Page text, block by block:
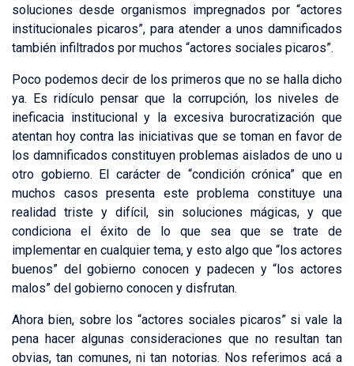
soluciones desde organismos impregnados por “actores
institucionales picaros”, para atender a unos damnificados
también infiltrados por muchos “actores sociales picaros”.
Poco podemos decir de los primeros que no se halla dicho
ya. Es ridículo pensar que la corrupción, los niveles de
ineficacia institucional y la excesiva burocratización que
atentan hoy contra las iniciativas que se toman en favor de
los damnificados constituyen problemas aislados de uno u
otro gobierno. El carácter de “condición crónica” que en
muchos casos presenta este problema constituye una
realidad triste y difícil, sin soluciones mágicas, y que
condiciona el éxito de lo que sea que se trate de
implementar en cualquier tema, y esto algo que “los actores
buenos” del gobierno conocen y padecen y “los actores
malos” del gobierno conocen y disfrutan.
Ahora bien, sobre los “actores sociales picaros” si vale la
pena hacer algunas consideraciones que no resultan tan
obvias, tan comunes, ni tan notorias. Nos referimos acá a